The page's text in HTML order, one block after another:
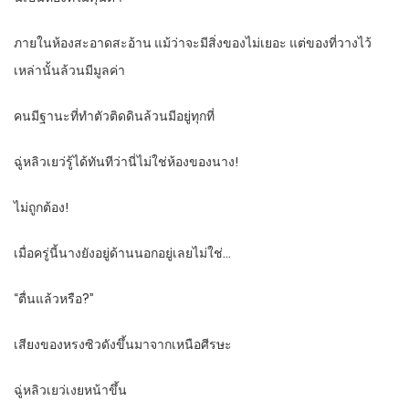
ภายในห้องสะอาดสะอ้าน แม้ว่าจะมีสิ่งของไม่เยอะ แต่ของที่วางไว้
เหล่านั้นล้วนมีมูลค่า
คนมีฐานะที่ทำตัวติดดินล้วนมีอยู่ทุกที่
ฉู่หลิวเยว่รู้ได้ทันทีว่านี่ไม่ใช่ห้องของนาง!
ไม่ถูกต้อง!
เมื่อครู่นี้นางยังอยู่ด้านนอกอยู่เลยไม่ใช่…
“ตื่นแล้วหรือ?”
เสียงของหรงซิวดังขึ้นมาจากเหนือศีรษะ
ฉู่หลิวเยว่เงยหน้าขึ้น